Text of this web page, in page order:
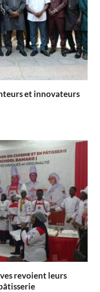
et innovateurs
revoient leurs